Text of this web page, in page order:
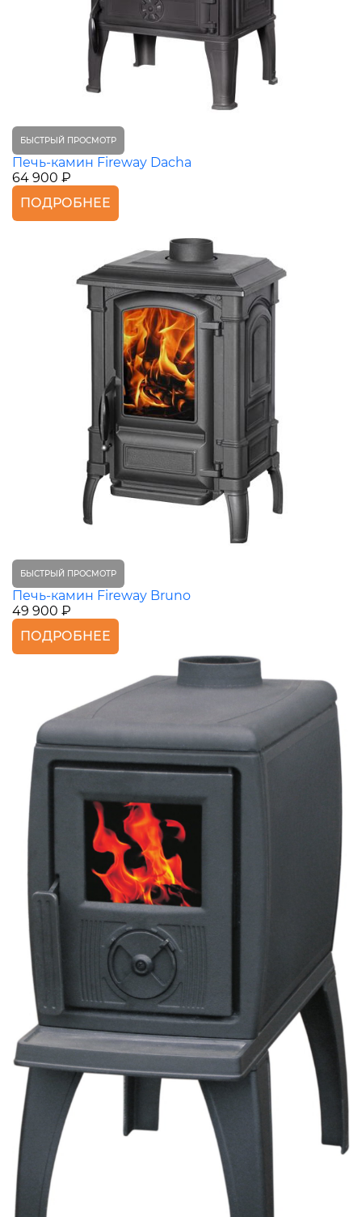
БЫСТРЫЙ ПРОСМОТР
Печь-камин Fireway Dacha
64 900 ₽
ПОДРОБНЕЕ
БЫСТРЫЙ ПРОСМОТР
Печь-камин Fireway Bruno
49 900 ₽
ПОДРОБНЕЕ